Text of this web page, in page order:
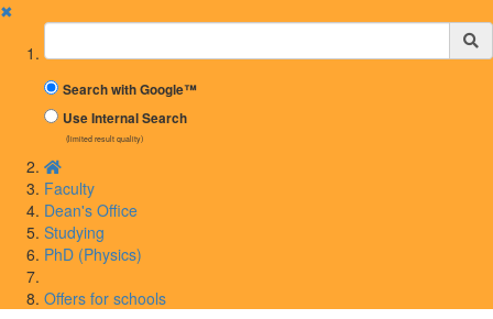
✖
Suchbegriff
Search with Google™
Use Internal Search
(limited result quality)
Faculty
Dean's Office
Studying
PhD (Physics)
Offers for schools